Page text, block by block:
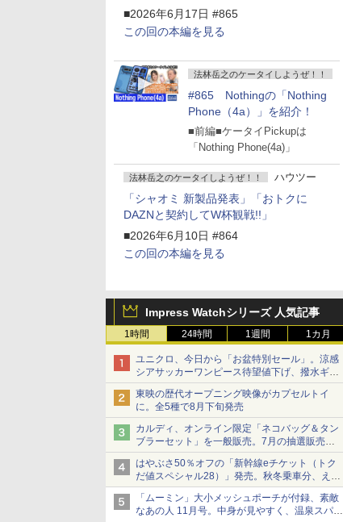
『Google Storeを今年夏、東京・表参道
にオープン』『KDDI ローソン「ハッピ
ーローソンタウン池田伏尾台店」オープ
■2026年6月17日 #865
この回の本編を見る
法林岳之のケータイしようぜ！！
#865 Nothingの「Nothing
Phone（4a）」を紹介！
■前編■ケータイPickupは
「Nothing Phone(4a)」
法林岳之のケータイしようぜ！！ ハウツー
「シャオミ 新製品発表」「おトクに
DAZNと契約してW杯観戦!!」
■2026年6月10日 #864
この回の本編を見る
Impress Watchシリーズ 人気記事
1時間 24時間 1週間 1カ月
ユニクロ、今日から「お盆特別セール」。涼感
シアサッカーワンピース待望値下げ、撥水ギア
ショーツは1990円に
東映の歴代オープニング映像がカプセルトイ
に。全5種で8月下旬発売
カルディ、オンライン限定「ネコバッグ＆タン
ブラーセット」を一般販売。7月の抽選販売の
当選無効分
はやぶさ50％オフの「新幹線eチケット（トク
だ値スペシャル28）」発売。秋冬乗車分、えき
ねっと限定
「ムーミン」大小メッシュポーチが付録、素敵
なあの人 11月号。中身が見やすく、温泉スパに